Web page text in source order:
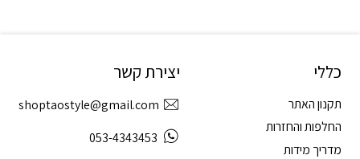
כללי
תקנון האתר
החלפות והחזרות
מדריך מידות
יצירת קשר
shoptaostyle@gmail.com
053-4343453